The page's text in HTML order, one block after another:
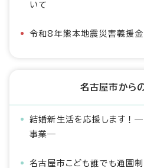
いて
令和8年熊本地震災害義援
名古屋市から
結婚新生活を応援します！
事業―
名古屋市こども誰でも通園